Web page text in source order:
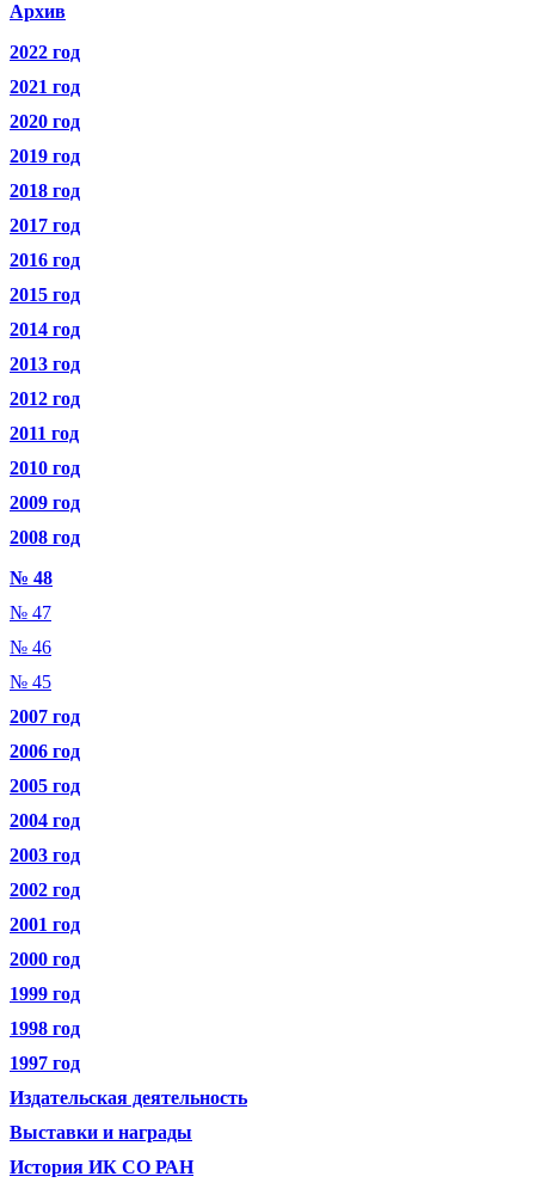
Архив
2022 год
2021 год
2020 год
2019 год
2018 год
2017 год
2016 год
2015 год
2014 год
2013 год
2012 год
2011 год
2010 год
2009 год
2008 год
№ 48
№ 47
№ 46
№ 45
2007 год
2006 год
2005 год
2004 год
2003 год
2002 год
2001 год
2000 год
1999 год
1998 год
1997 год
Издательская деятельность
Выставки и награды
История ИК СО РАН